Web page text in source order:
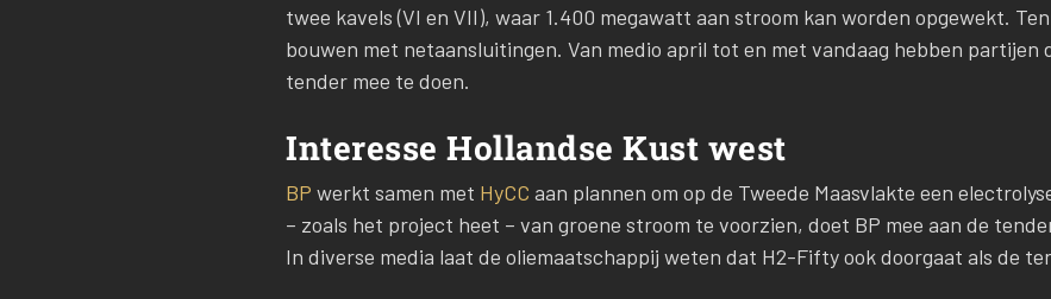
twee kavels (VI en VII), waar 1.400 megawatt aan stroom kan worden opgewekt.
bouwen met netaansluitingen. Van medio april tot en met vandaag hebben partijen
tender mee te doen.
Interesse Hollandse Kust west
BP werkt samen met HyCC aan plannen om op de Tweede Maasvlakte een
– zoals het project heet – van groene stroom te voorzien, doet BP mee aan de
In diverse media laat de oliemaatschappij weten dat H2-Fifty ook doorgaat als de